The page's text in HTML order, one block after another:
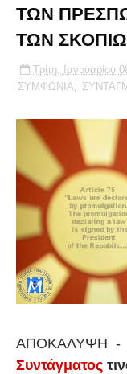
ΤΩΝ
ΤΩΝ
Τρίτη, Ιανουαρίου
ΣΥΜΦΩΝΙΑ,
ΑΠΟΚΑΛΥΨΗ -
Συντάγματος